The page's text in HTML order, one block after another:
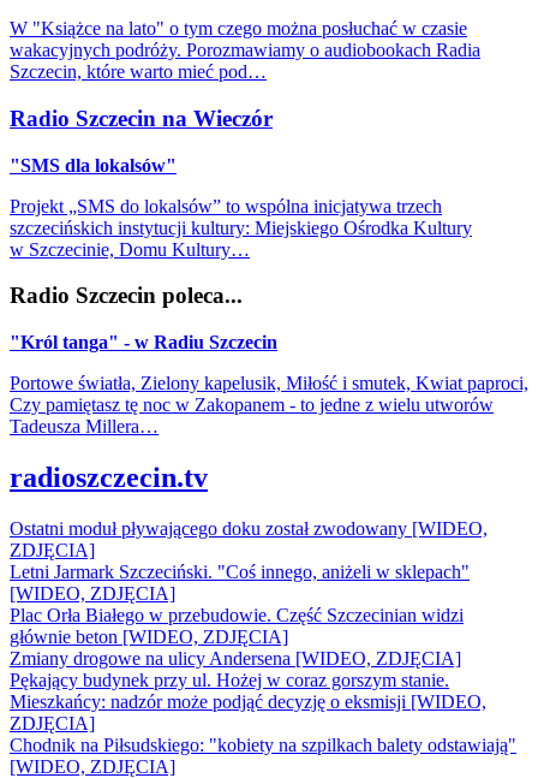
W "Książce na lato" o tym czego można posłuchać w czasie
wakacyjnych podróży. Porozmawiamy o audiobookach Radia
Szczecin, które warto mieć pod…
Radio Szczecin na Wieczór
"SMS dla lokalsów"
Projekt „SMS do lokalsów” to wspólna inicjatywa trzech
szczecińskich instytucji kultury: Miejskiego Ośrodka Kultury
w Szczecinie, Domu Kultury…
Radio Szczecin poleca...
"Król tanga" - w Radiu Szczecin
Portowe światła, Zielony kapelusik, Miłość i smutek, Kwiat paproci,
Czy pamiętasz tę noc w Zakopanem - to jedne z wielu utworów
Tadeusza Millera…
radioszczecin.tv
Ostatni moduł pływającego doku został zwodowany [WIDEO,
ZDJĘCIA]
Letni Jarmark Szczeciński. "Coś innego, aniżeli w sklepach"
[WIDEO, ZDJĘCIA]
Plac Orła Białego w przebudowie. Część Szczecinian widzi
głównie beton [WIDEO, ZDJĘCIA]
Zmiany drogowe na ulicy Andersena [WIDEO, ZDJĘCIA]
Pękający budynek przy ul. Hożej w coraz gorszym stanie.
Mieszkańcy: nadzór może podjąć decyzję o eksmisji [WIDEO,
ZDJĘCIA]
Chodnik na Piłsudskiego: "kobiety na szpilkach balety odstawiają"
[WIDEO, ZDJĘCIA]